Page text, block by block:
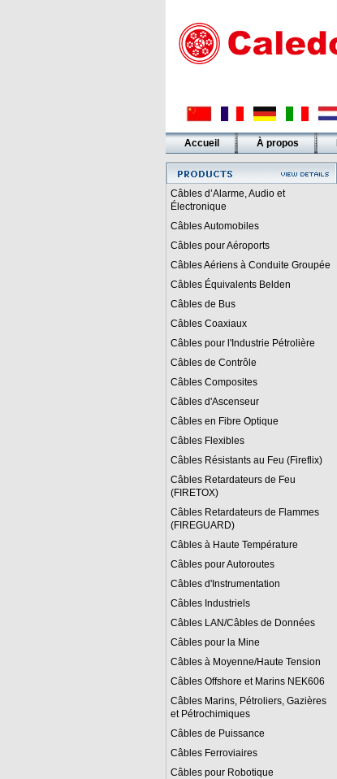
Accueil À propos
Liens
Câbles d’Alarme, Audio et
Électronique
Câbles Automobiles
Câbles pour Aéroports
Câbles Aériens à Conduite Groupée
Câbles Équivalents Belden
Câbles de Bus
Câbles Coaxiaux
Câbles pour l'Industrie Pétrolière
Câbles de Contrôle
Câbles Composites
Câbles d'Ascenseur
Câbles en Fibre Optique
Câbles Flexibles
Câbles Résistants au Feu (Fireflix)
Câbles Retardateurs de Feu
(FIRETOX)
Câbles Retardateurs de Flammes
(FIREGUARD)
Câbles à Haute Température
Câbles pour Autoroutes
Câbles d'Instrumentation
Câbles Industriels
Câbles LAN/Câbles de Données
Câbles pour la Mine
Câbles à Moyenne/Haute Tension
Câbles Offshore et Marins NEK606
Câbles Marins, Pétroliers, Gazières
et Pétrochimiques
Câbles de Puissance
Câbles Ferroviaires
Câbles pour Robotique